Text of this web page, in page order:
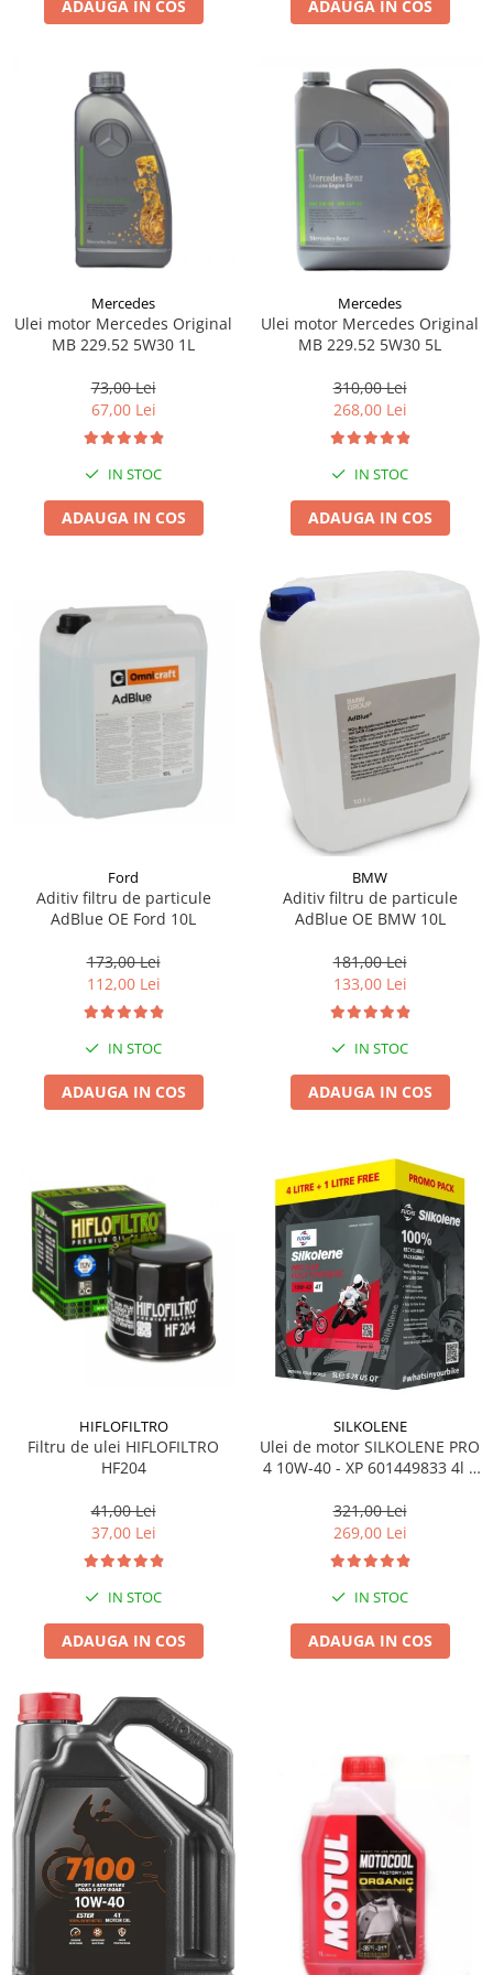
Lichid de frana
Filtre moto
Filtru combustibil
Buson golire ulei
Filtru ulei moto
Filtru aer moto
Intretinere si curatare filtre moto
Intretinere moto
Curatare moto
Covor moto
Genti bagaje moto
Suporti si placi prindere
ADAUGA IN COS ADAUGA IN COS
Mercedes
Ulei motor Mercedes Original
MB 229.52 5W30 1L
73,00 Lei
67,00 Lei
IN STOC
ADAUGA IN COS
Mercedes
Ulei motor Mercedes Original
MB 229.52 5W30 5L
310,00 Lei
268,00 Lei
IN STOC
ADAUGA IN COS
Ford
Aditiv filtru de particule
AdBlue OE Ford 10L
173,00 Lei
112,00 Lei
IN STOC
ADAUGA IN COS
BMW
Aditiv filtru de particule
AdBlue OE BMW 10L
181,00 Lei
133,00 Lei
IN STOC
ADAUGA IN COS
HIFLOFILTRO
Filtru de ulei HIFLOFILTRO
HF204
41,00 Lei
37,00 Lei
IN STOC
ADAUGA IN COS
SILKOLENE
Ulei de motor SILKOLENE PRO
4 10W-40 - XP 601449833 4l +
321,00 Lei
269,00 Lei
IN STOC
ADAUGA IN COS